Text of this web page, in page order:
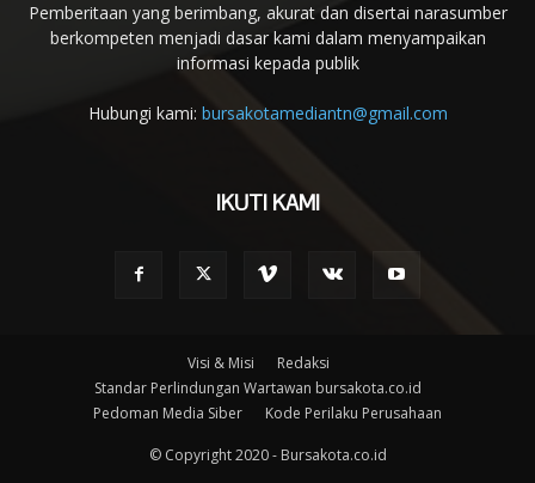
Pemberitaan yang berimbang, akurat dan disertai narasumber
berkompeten menjadi dasar kami dalam menyampaikan
informasi kepada publik
Hubungi kami: bursakotamediantn@gmail.com
IKUTI KAMI
Visi & Misi
Redaksi
Standar Perlindungan Wartawan bursakota.co.id
Pedoman Media Siber
Kode Perilaku Perusahaan
© Copyright 2020 - Bursakota.co.id